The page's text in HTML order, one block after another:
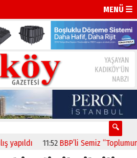
MENÜ ☰
11:52 BBP’li Semiz “Toplumun